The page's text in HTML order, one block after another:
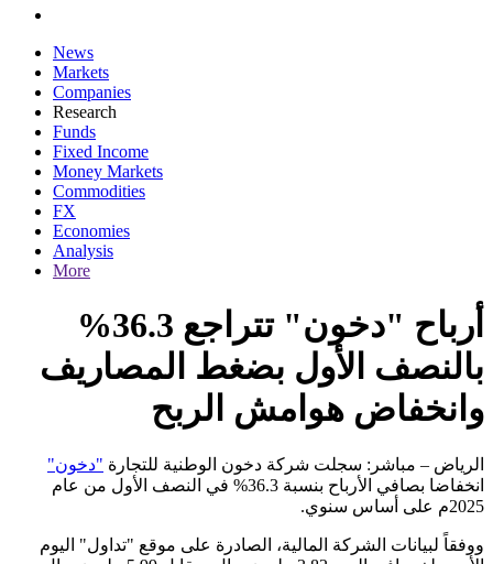
News
Markets
Companies
Research
Funds
Fixed Income
Money Markets
Commodities
FX
Economies
Analysis
More
أرباح "دخون" تتراجع 36.3%
بالنصف الأول بضغط المصاريف
وانخفاض هوامش الربح
الرياض – مباشر: سجلت شركة دخون الوطنية للتجارة "دخون"
انخفاضا بصافي الأرباح بنسبة 36.3% في النصف الأول من عام
2025م على أساس سنوي
.
ووفقاً لبيانات الشركة المالية، الصادرة على موقع "تداول" اليوم